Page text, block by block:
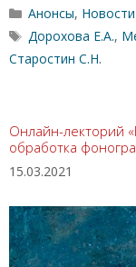
Рубрики
Анонсы,
Метки
Дорохова Е.А.,
Старостин С.Н.
Онлайн-лекторий
обработка
15.03.2021